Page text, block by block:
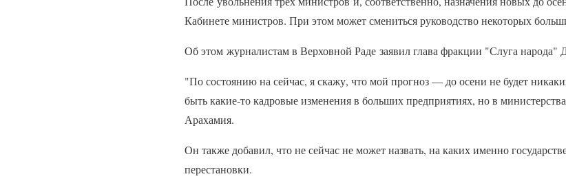
Кабинете министров. При этом может смениться руководство некоторых
Об этом журналистам в Верховной Раде заявил глава фракции "Слуга народа"
"По состоянию на сейчас, я скажу, что мой прогноз — до осени не будет
быть какие-то кадровые изменения в больших предприятиях, но в
Арахамия.
Он также добавил, что не сейчас не может назвать, на каких именно
перестановки.